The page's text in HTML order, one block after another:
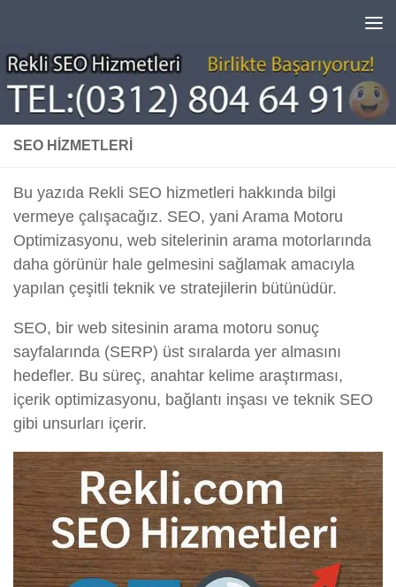
SEO HIZMETLERI
Bu yazıda Rekli SEO hizmetleri hakkında bilgi
vermeye çalışacağız. SEO, yani Arama Motoru
Optimizasyonu, web sitelerinin arama motorlarında
daha görünür hale gelmesini sağlamak amacıyla
yapılan çeşitli teknik ve stratejilerin bütünüdür.
SEO, bir web sitesinin arama motoru sonuç
sayfalarında (SERP) üst sıralarda yer almasını
hedefler. Bu süreç, anahtar kelime araştırması,
içerik optimizasyonu, bağlantı inşası ve teknik SEO
gibi unsurları içerir.